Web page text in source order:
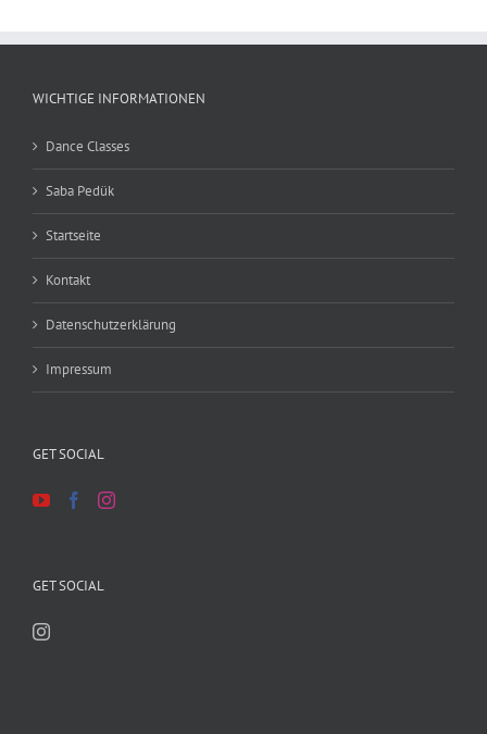
WICHTIGE INFORMATIONEN
Dance Classes
Saba Pedük
Startseite
Kontakt
Datenschutzerklärung
Impressum
GET SOCIAL
GET SOCIAL